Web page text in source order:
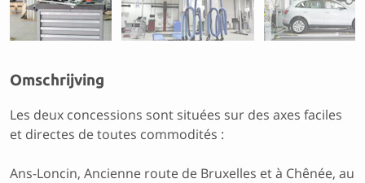
Omschrijving
Les deux concessions sont situées sur des axes faciles
et directes de toutes commodités :
Ans-Loncin, Ancienne route de Bruxelles et à Chênée, au